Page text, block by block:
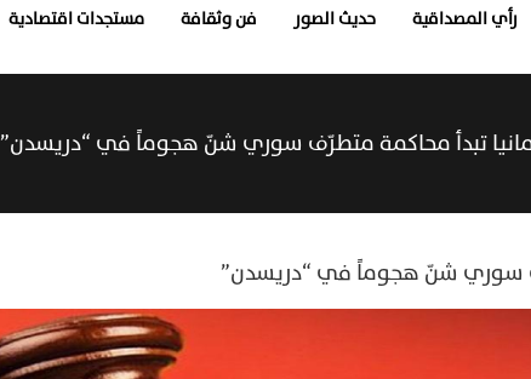
رأي المصداقية حديث الصور فن وثقافة مستجدات اقتصادية
تبدأ محاكمة متطرّف سوري شنّ هجوماً في “دريسدن”
سوري شنّ هجوماً في “دريسدن”